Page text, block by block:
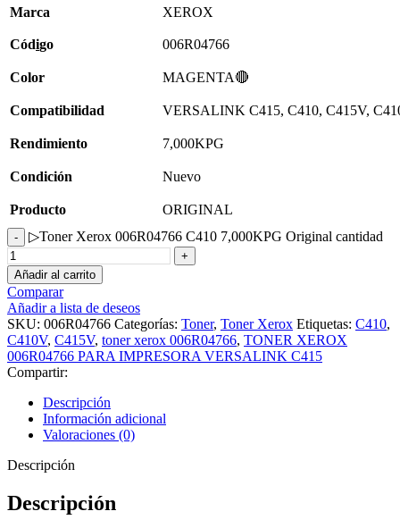
Marca XEROX
Código 006R04766
Color MAGENTA🔴
Compatibilidad VERSALINK C415, C410, C415V,
Rendimiento 7,000KPG
Condición Nuevo
Producto
ORIGINAL
▷Toner Xerox 006R04766 C410 7,000KPG Original cantidad
Añadir al carrito
Comparar
Añadir a lista de deseos
SKU: 006R04766 Categorías: Toner, Toner Xerox Etiquetas: C410,
C410V, C415V, toner xerox 006R04766, TONER XEROX
006R04766 PARA IMPRESORA VERSALINK C415
Compartir:
Descripción
Información adicional
Valoraciones (0)
Descripción
Descripción